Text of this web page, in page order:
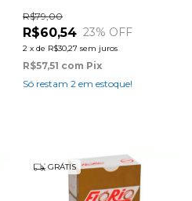
R$60,54
R$79,00
23% OFF
2 x de R$30,27 sem juros
R$57,51 com Pix
Só restam 2 em estoque!
GRÁTIS